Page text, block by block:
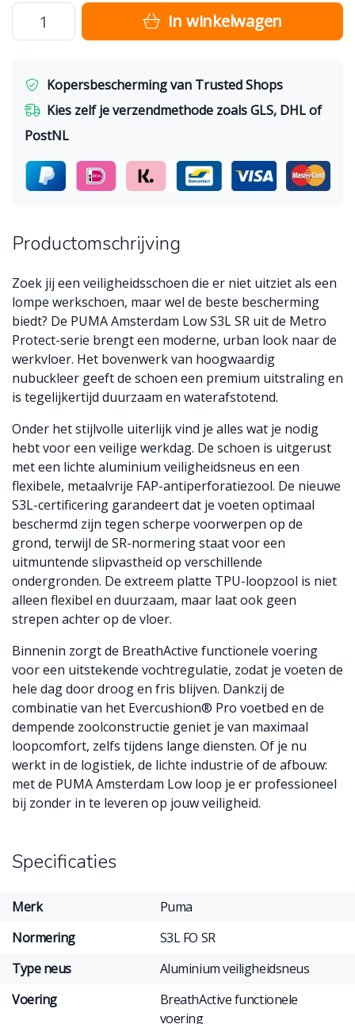
In winkelwagen
Kopersbescherming van Trusted Shops
Kies zelf je verzendmethode zoals GLS, DHL of
PostNL
Productomschrijving
Zoek jij een veiligheidsschoen die er niet uitziet als een
lompe werkschoen, maar wel de beste bescherming
biedt? De PUMA Amsterdam Low S3L SR uit de Metro
Protect-serie brengt een moderne, urban look naar de
werkvloer. Het bovenwerk van hoogwaardig
nubuckleer geeft de schoen een premium uitstraling en
is tegelijkertijd duurzaam en waterafstotend.
Onder het stijlvolle uiterlijk vind je alles wat je nodig
hebt voor een veilige werkdag. De schoen is uitgerust
met een lichte aluminium veiligheidsneus en een
flexibele, metaalvrije FAP-antiperforatiezool. De nieuwe
S3L-certificering garandeert dat je voeten optimaal
beschermd zijn tegen scherpe voorwerpen op de
grond, terwijl de SR-normering staat voor een
uitmuntende slipvastheid op verschillende
ondergronden. De extreem platte TPU-loopzool is niet
alleen flexibel en duurzaam, maar laat ook geen
strepen achter op de vloer.
Binnenin zorgt de BreathActive functionele voering
voor een uitstekende vochtregulatie, zodat je voeten de
hele dag door droog en fris blijven. Dankzij de
combinatie van het Evercushion® Pro voetbed en de
dempende zoolconstructie geniet je van maximaal
loopcomfort, zelfs tijdens lange diensten. Of je nu
werkt in de logistiek, de lichte industrie of de afbouw:
met de PUMA Amsterdam Low loop je er professioneel
bij zonder in te leveren op jouw veiligheid.
Specificaties
Merk
Puma
Normering
S3L FO SR
Type neus
Aluminium veiligheidsneus
Voering
BreathActive functionele
voering